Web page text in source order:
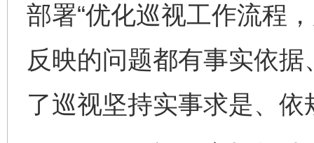
部署“优化巡视工作流程
反映的问题都有事实依
了巡视坚持实事求是、